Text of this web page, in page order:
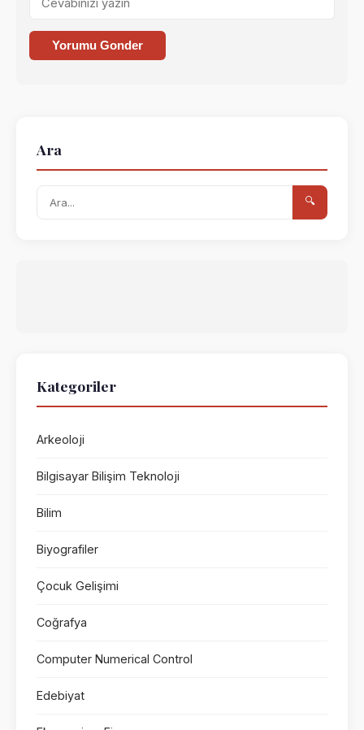
Yorumu Gonder
Ara
🔍
Kategoriler
Arkeoloji
Bilgisayar Bilişim Teknoloji
Bilim
Biyografiler
Çocuk Gelişimi
Coğrafya
Computer Numerical Control
Edebiyat